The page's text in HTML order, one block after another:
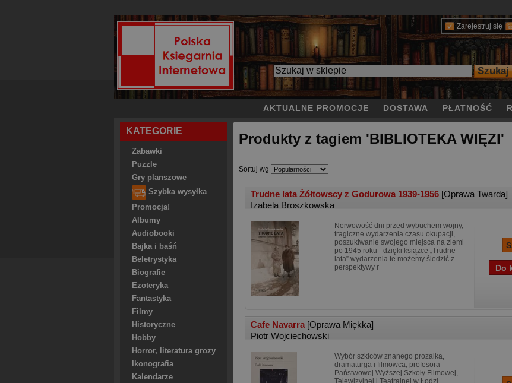
Zarejestruj się
AKTUALNE PROMOCJE DOSTAWA PŁATNOŚĆ
KATEGORIE
Zabawki
Puzzle
Gry planszowe
Szybka wysyłka
Promocja!
Albumy
Audiobooki
Bajka i baśń
Beletrystyka
Biografie
Ezoteryka
Fantastyka
Filmy
Historyczne
Hobby
Horror, literatura grozy
Ikonografia
Kalendarze
Produkty z tagiem 'BIBLIOTEKA WIĘZI'
Sortuj wg
Trudne lata Żółtowscy z Godurowa 1939-1956 [Oprawa Twarda]
Izabela Broszkowska
Nerwowość dni przed wybuchem wojny,
tragiczne wydarzenia czasu okupacji,
poszukiwanie swojego miejsca na ziemi
po 1945 roku - dzięki książce „Trudne
lata” wydarzenia te możemy śledzić z
perspektywy r
Cafe Navarra [Oprawa Miękka]
Piotr Wojciechowski
Wybór szkiców znanego prozaika,
dramaturga i filmowca, profesora
Państwowej Wyższej Szkoły Filmowej,
Telewizyjnej i Teatralnej w Łodzi,